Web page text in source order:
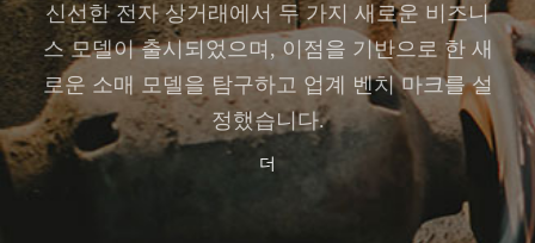
신선한 전자 상거래에서 두 가지 새로운 비즈니
스 모델이 출시되었으며, 이점을 기반으로 한 새
로운 소매 모델을 탐구하고 업계 벤치 마크를 설
정했습니다.
더